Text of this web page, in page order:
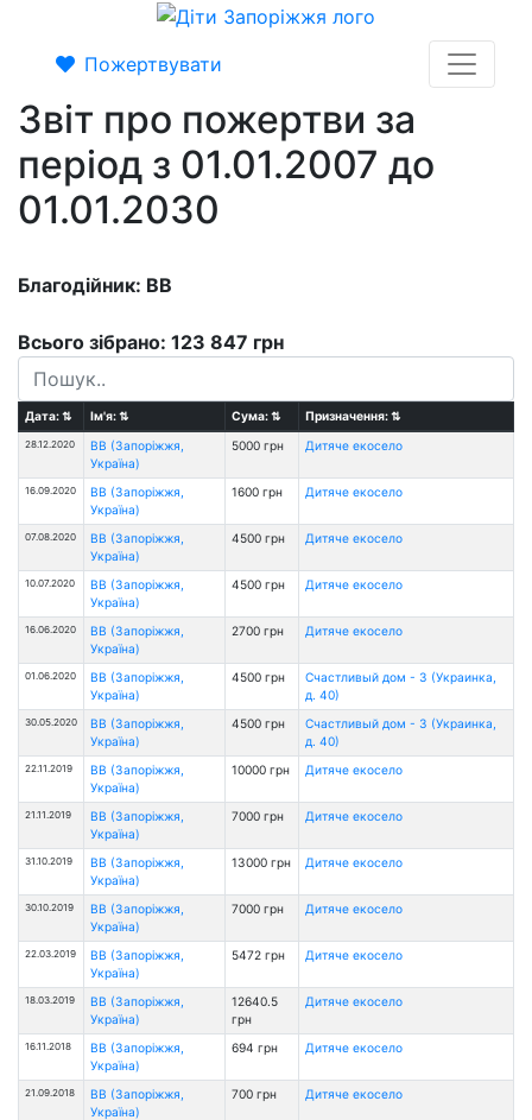
Пожертвувати
Звіт про пожертви за
період з 01.01.2007 до
01.01.2030
Благодійник: ВВ
Всього зібрано: 123 847 грн
Дата:⇅ Ім'я:⇅ Сума:⇅ Призначення:⇅
28.12.2020
ВВ (Запоріжжя,
Україна)
5000 грн Дитяче екосело
16.09.2020
ВВ (Запоріжжя,
Україна)
1600 грн Дитяче екосело
07.08.2020
ВВ (Запоріжжя,
Україна)
4500 грн Дитяче екосело
10.07.2020
ВВ (Запоріжжя,
Україна)
4500 грн Дитяче екосело
16.06.2020
ВВ (Запоріжжя,
Україна)
2700 грн Дитяче екосело
01.06.2020
ВВ (Запоріжжя,
Україна)
4500 грн
Счастливый дом - 3 (Украинка,
д. 40)
30.05.2020
ВВ (Запоріжжя,
Україна)
4500 грн
Счастливый дом - 3 (Украинка,
д. 40)
22.11.2019
ВВ (Запоріжжя,
Україна)
10000 грн Дитяче екосело
21.11.2019
ВВ (Запоріжжя,
Україна)
7000 грн Дитяче екосело
31.10.2019
ВВ (Запоріжжя,
Україна)
13000 грн Дитяче екосело
30.10.2019
ВВ (Запоріжжя,
Україна)
7000 грн Дитяче екосело
22.03.2019
ВВ (Запоріжжя,
Україна)
5472 грн Дитяче екосело
18.03.2019
ВВ (Запоріжжя,
Україна)
12640.5
грн
Дитяче екосело
16.11.2018
ВВ (Запоріжжя,
Україна)
694 грн Дитяче екосело
21.09.2018
ВВ (Запоріжжя,
Україна)
700 грн Дитяче екосело